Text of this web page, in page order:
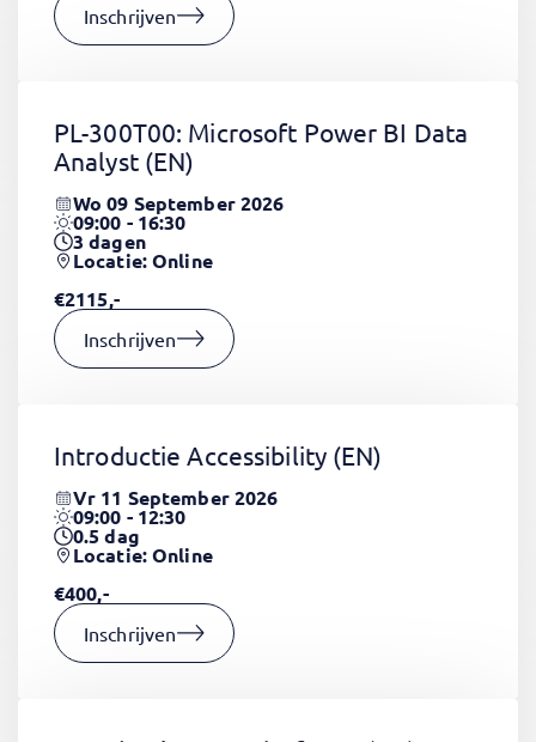
Inschrijven
PL-300T00: Microsoft Power BI Data
Analyst (EN)
Wo 09 September 2026
09:00 - 16:30
3dagen
Locatie: Online
€2115,-
Inschrijven
Introductie Accessibility (EN)
Vr 11 September 2026
09:00 - 12:30
0.5dag
Locatie: Online
€400,-
Inschrijven